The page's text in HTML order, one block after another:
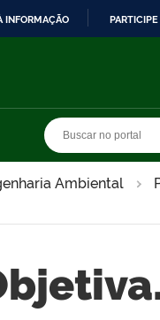
INFORMAÇÃO PARTICIPE
Ambiental